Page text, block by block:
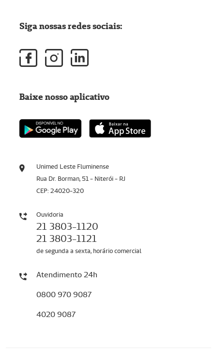
Unimed Leste Fluminense
Rua Dr. Borman, 51 - Niterói - RJ
CEP: 24020-320
Ouvidoria
21 3803-1120
21 3803-1121
de segunda a sexta, horário comercial
Atendimento 24h
0800 970 9087
4020 9087
Siga nossas redes sociais:
Baixe nosso aplicativo